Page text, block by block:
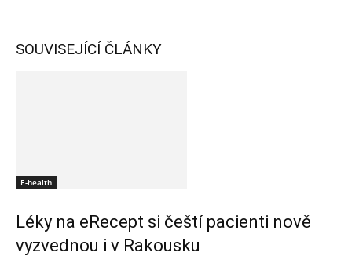
SOUVISEJÍCÍ ČLÁNKY
E-health
Léky na eRecept si čeští pacienti nově
vyzvednou i v Rakousku